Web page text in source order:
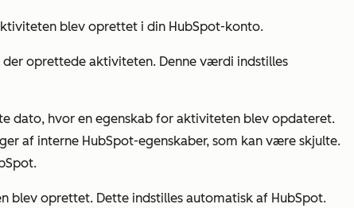
blev oprettet i din HubSpot-konto.
der oprettede aktiviteten. Denne værdi indstilles
dato, hvor en egenskab for aktiviteten blev opdateret.
af interne HubSpot-egenskaber, som kan være skjulte.
blev oprettet. Dette indstilles automatisk af HubSpot.